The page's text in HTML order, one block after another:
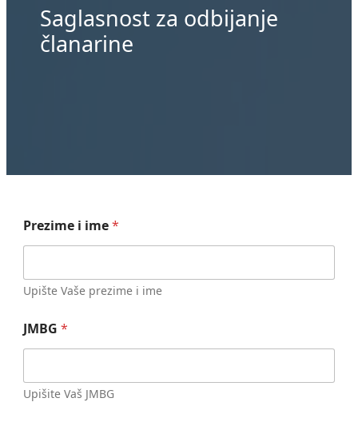
Saglasnost za odbijanje
članarine
Prezime i ime*
Upište Vaše prezime i ime
JMBG *
Upišite Vaš JMBG